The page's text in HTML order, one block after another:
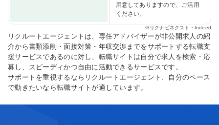
用意してありますので、ご活用
ください。
※ リクナビネクスト・Indeed
リクルートエージェントは、専任アドバイザーが非公開求人の紹
介から書類添削・面接対策・年収交渉までをサポートする転職支
援サービスであるのに対し、転職サイトは自分で求人を検索・応
募し、スピーディかつ自由に活動できるサービスです。
サポートを重視するならリクルートエージェント、自分のペース
で動きたいなら転職サイトが適しています。